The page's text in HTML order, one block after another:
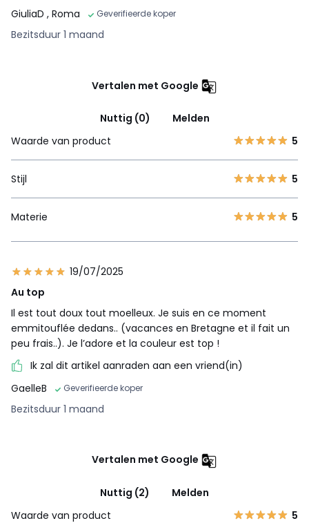
GiuliaD , Roma Geverifieerde koper
Bezitsduur 1 maand
Vertalen met Google
Nuttig (0)
Melden
Waarde van product
5
Stijl 5
Materie 5
19/07/2025
Au top
Il est tout doux tout moelleux. Je suis en ce moment
emmitouflée dedans.. (vacances en Bretagne et il fait un
peu frais..). Je l’adore et la couleur est top !
Ik zal dit artikel aanraden aan een vriend(in)
GaelleB
Geverifieerde koper
Bezitsduur 1 maand
Vertalen met Google
Nuttig (2)
Melden
Waarde van product
5